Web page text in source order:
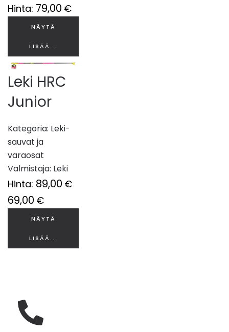
Hinta: 79,00 €
NÄYTÄ
LISÄÄ...
Leki HRC
Junior
Kategoria: Leki-
sauvat ja
varaosat
Valmistaja: Leki
Hinta: 89,00 €
69,00 €
NÄYTÄ
LISÄÄ...